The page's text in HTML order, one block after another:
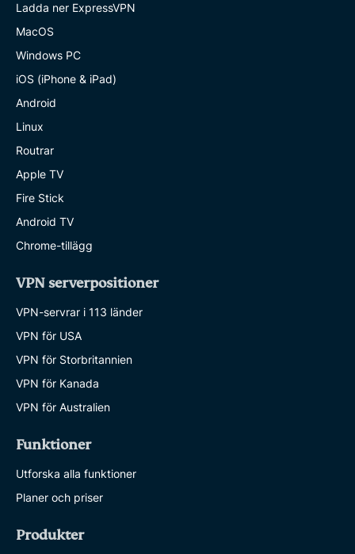
Ladda ner ExpressVPN
MacOS
Windows PC
iOS (iPhone & iPad)
Android
Linux
Routrar
Apple TV
Fire Stick
Android TV
Chrome-tillägg
VPN serverpositioner
VPN-servrar i 113 länder
VPN för USA
VPN för Storbritannien
VPN för Kanada
VPN för Australien
Funktioner
Utforska alla funktioner
Planer och priser
Produkter